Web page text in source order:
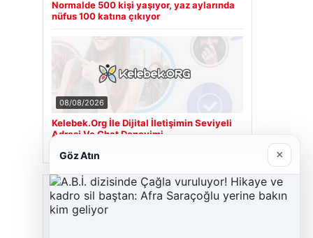
Normalde 500 kişi yaşıyor, yaz aylarında
nüfus 100 katına çıkıyor
08/08/2026
Kelebek.Org İle Dijital İletişimin Seviyeli
Adresi Ve Chat Deneyimi
Son Eklenen Firmalar
Göz Atın ×